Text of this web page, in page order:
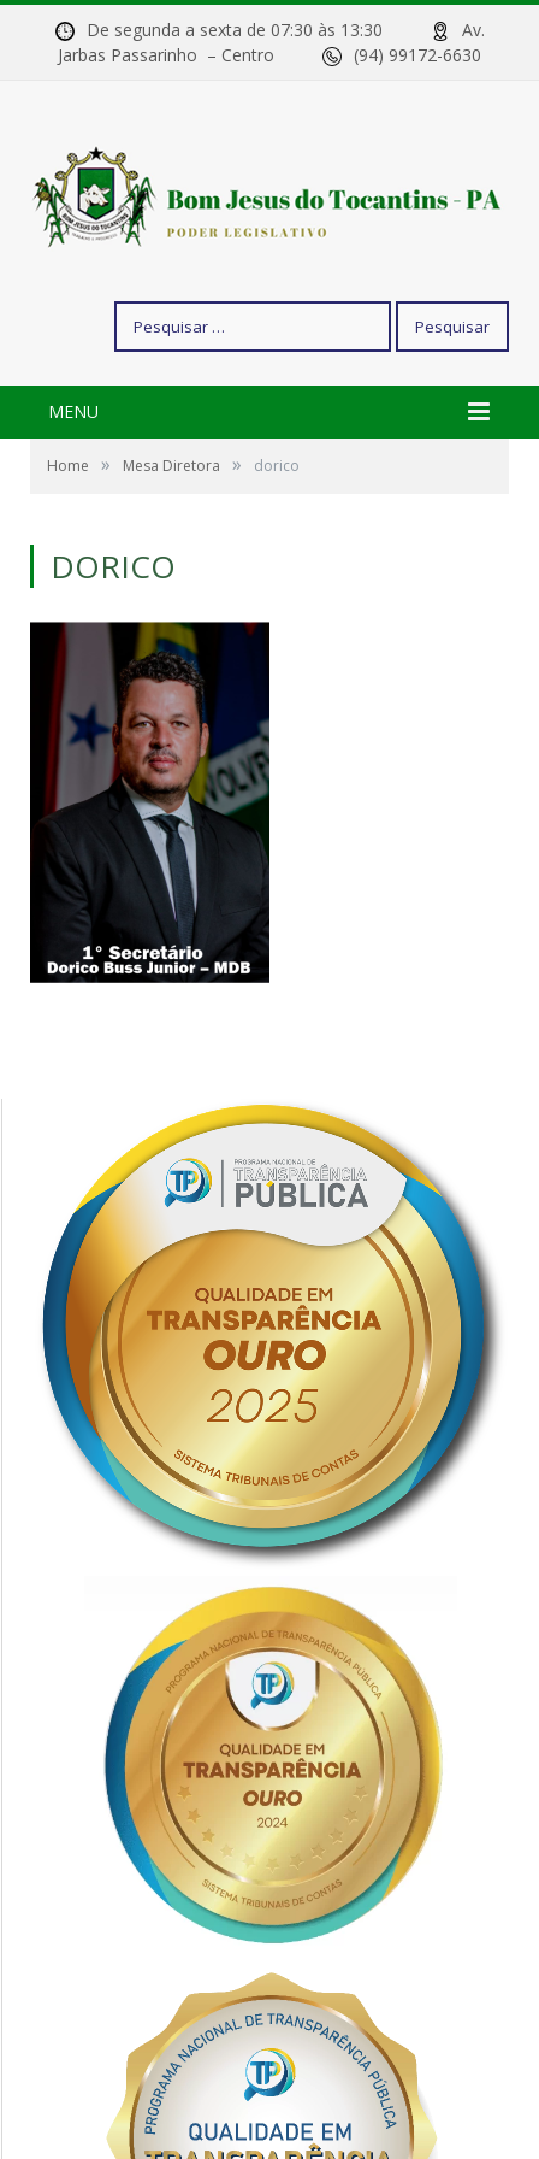
De segunda a sexta de 07:30 às 13:30
Av.
Jarbas Passarinho – Centro
(94) 99172-6630
por:
MENU
Home » Mesa Diretora » dorico
DORICO